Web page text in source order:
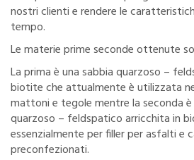
nostri clienti e rendere le
tempo.
Le materie prime seconde ottenute
La prima è una sabbia quarzoso –
biotite che attualmente è utilizzata
mattoni e tegole mentre la seconda
quarzoso – feldspatico arricchita in
essenzialmente per filler per asfalti e
preconfezionati.